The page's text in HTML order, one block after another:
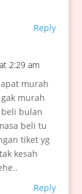
Reply
2:29 am
murah
murah
bulan
beli tu
tiket yg
kesah
Reply